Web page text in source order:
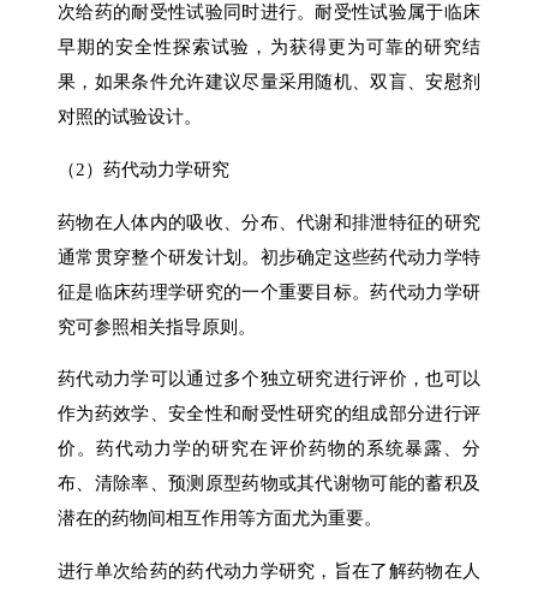
次给药的耐受性试验同时进行。耐受性试验属于临床
早期的安全性探索试验，为获得更为可靠的研究结
果，如果条件允许建议尽量采用随机、双盲、安慰剂
对照的试验设计。
（2）药代动力学研究
药物在人体内的吸收、分布、代谢和排泄特征的研究
通常贯穿整个研发计划。初步确定这些药代动力学特
征是临床药理学研究的一个重要目标。药代动力学研
究可参照相关指导原则。
药代动力学可以通过多个独立研究进行评价，也可以
作为药效学、安全性和耐受性研究的组成部分进行评
价。药代动力学的研究在评价药物的系统暴露、分
布、清除率、预测原型药物或其代谢物可能的蓄积及
潜在的药物间相互作用等方面尤为重要。
进行单次给药的药代动力学研究，旨在了解药物在人